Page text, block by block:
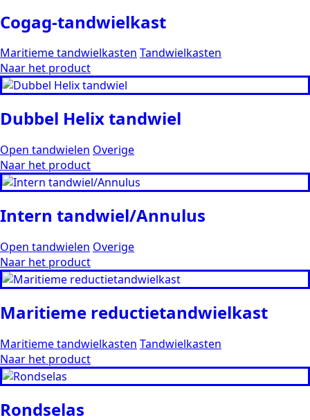
Cogag-tandwielkast
Maritieme tandwielkasten Tandwielkasten
Naar het product
Dubbel Helix tandwiel
Open tandwielen Overige
Naar het product
Intern tandwiel/Annulus
Open tandwielen Overige
Naar het product
Maritieme reductietandwielkast
Maritieme tandwielkasten Tandwielkasten
Naar het product
Rondselas